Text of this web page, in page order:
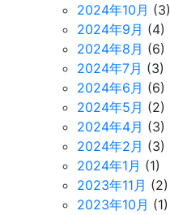
2024年10月 (3)
2024年9月 (4)
2024年8月 (6)
2024年7月 (3)
2024年6月 (6)
2024年5月 (2)
2024年4月 (3)
2024年2月 (3)
2024年1月 (1)
2023年11月 (2)
2023年10月 (1)